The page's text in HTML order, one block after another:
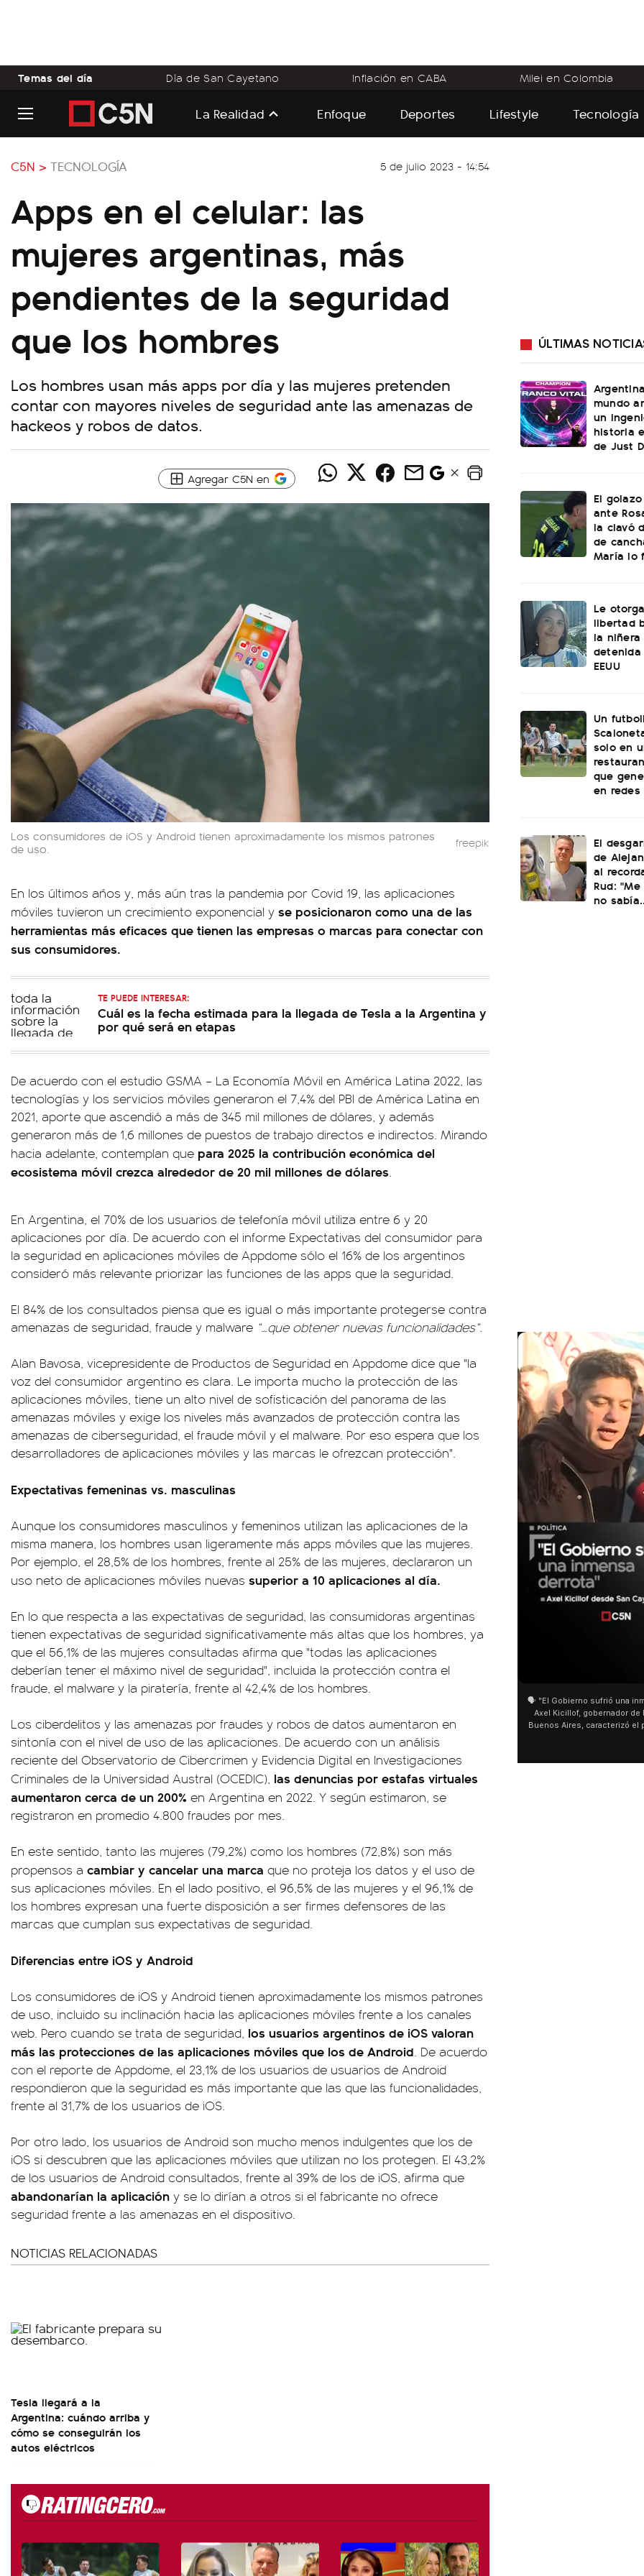
Temas del día Día de San Cayetano Inflación en CABA Milei en Colombia
La Realidad Enfoque Deportes Lifestyle Tecnología
C5N > TECNOLOGÍA 5 de julio 2023 - 14:54
Apps en el celular: las
mujeres argentinas, más
pendientes de la seguridad
que los hombres
Los hombres usan más apps por día y las mujeres pretenden
contar con mayores niveles de seguridad ante las amenazas de
hackeos y robos de datos.
Agregar C5N en
Los consumidores de iOS y Android tienen aproximadamente los mismos patrones
de uso.
freepik
En los últimos años y, más aún tras la pandemia por Covid 19, las aplicaciones
móviles tuvieron un crecimiento exponencial y se posicionaron como una de las
herramientas más eficaces que tienen las empresas o marcas para conectar con
sus consumidores.
TE PUEDE INTERESAR:
Cuál es la fecha estimada para la llegada de Tesla a la Argentina y
por qué será en etapas
De acuerdo con el estudio GSMA – La Economía Móvil en América Latina 2022, las
tecnologías y los servicios móviles generaron el 7,4% del PBI de América Latina en
2021, aporte que ascendió a más de 345 mil millones de dólares, y además
generaron más de 1,6 millones de puestos de trabajo directos e indirectos. Mirando
hacia adelante, contemplan que para 2025 la contribución económica del
ecosistema móvil crezca alrededor de 20 mil millones de dólares.
En Argentina, el 70% de los usuarios de telefonía móvil utiliza entre 6 y 20
aplicaciones por día. De acuerdo con el informe Expectativas del consumidor para
la seguridad en aplicaciones móviles de Appdome sólo el 16% de los argentinos
consideró más relevante priorizar las funciones de las apps que la seguridad.
El 84% de los consultados piensa que es igual o más importante protegerse contra
amenazas de seguridad, fraude y malware “…que obtener nuevas funcionalidades”.
Alan Bavosa, vicepresidente de Productos de Seguridad en Appdome dice que "la
voz del consumidor argentino es clara. Le importa mucho la protección de las
aplicaciones móviles, tiene un alto nivel de sofisticación del panorama de las
amenazas móviles y exige los niveles más avanzados de protección contra las
amenazas de ciberseguridad, el fraude móvil y el malware. Por eso espera que los
desarrolladores de aplicaciones móviles y las marcas le ofrezcan protección".
Expectativas femeninas vs. masculinas
Aunque los consumidores masculinos y femeninos utilizan las aplicaciones de la
misma manera, los hombres usan ligeramente más apps móviles que las mujeres.
Por ejemplo, el 28,5% de los hombres, frente al 25% de las mujeres, declararon un
uso neto de aplicaciones móviles nuevas superior a 10 aplicaciones al día.
En lo que respecta a las expectativas de seguridad, las consumidoras argentinas
tienen expectativas de seguridad significativamente más altas que los hombres, ya
que el 56,1% de las mujeres consultadas afirma que "todas las aplicaciones
deberían tener el máximo nivel de seguridad", incluida la protección contra el
fraude, el malware y la piratería, frente al 42,4% de los hombres.
Los ciberdelitos y las amenazas por fraudes y robos de datos aumentaron en
sintonía con el nivel de uso de las aplicaciones. De acuerdo con un análisis
reciente del Observatorio de Cibercrimen y Evidencia Digital en Investigaciones
Criminales de la Universidad Austral (OCEDIC), las denuncias por estafas virtuales
aumentaron cerca de un 200% en Argentina en 2022. Y según estimaron, se
registraron en promedio 4.800 fraudes por mes.
En este sentido, tanto las mujeres (79,2%) como los hombres (72,8%) son más
propensos a cambiar y cancelar una marca que no proteja los datos y el uso de
sus aplicaciones móviles. En el lado positivo, el 96,5% de las mujeres y el 96,1% de
los hombres expresan una fuerte disposición a ser firmes defensores de las
marcas que cumplan sus expectativas de seguridad.
Diferencias entre iOS y Android
Los consumidores de iOS y Android tienen aproximadamente los mismos patrones
de uso, incluido su inclinación hacia las aplicaciones móviles frente a los canales
web. Pero cuando se trata de seguridad, los usuarios argentinos de iOS valoran
más las protecciones de las aplicaciones móviles que los de Android. De acuerdo
con el reporte de Appdome, el 23,1% de los usuarios de usuarios de Android
respondieron que la seguridad es más importante que las que las funcionalidades,
frente al 31,7% de los usuarios de iOS.
Por otro lado, los usuarios de Android son mucho menos indulgentes que los de
iOS si descubren que las aplicaciones móviles que utilizan no los protegen. El 43,2%
de los usuarios de Android consultados, frente al 39% de los de iOS, afirma que
abandonarían la aplicación y se lo dirían a otros si el fabricante no ofrece
seguridad frente a las amenazas en el dispositivo.
NOTICIAS RELACIONADAS
Tesla llegará a la
Argentina: cuándo arriba y
cómo se conseguirán los
autos eléctricos
ÚLTIMAS
mundo
un
historia
de Just
El
ante
la clavó
de
María lo
Le
libertad
la
detenida
EEUU
Un
solo en
que
en redes
El
de
al
Rud:
no
01:05
Buenos Aires, caracterizó el proyecto de Ley
de Inviolabilidad de la Propiedad Privada
como "una lista sábana con temas nefastos"
y destacó "la movilización popular". 📌 La
declaración fue desde el santuario de San
Cayetano, donde también advirtió que "la
sociedad no solo sufre porque no llega sino
San Cayetano: Jorge García
miles de peregrinos en
de Buenos Aires destacó la
agua y soportó las bajas
últimos días: "Son